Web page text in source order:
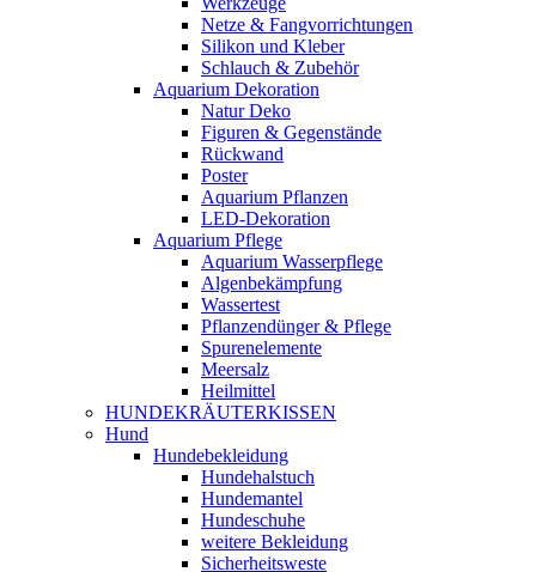
Netze & Fangvorrichtungen
Silikon und Kleber
Schlauch & Zubehör
Aquarium Dekoration
Natur Deko
Figuren & Gegenstände
Rückwand
Poster
Aquarium Pflanzen
LED-Dekoration
Aquarium Pflege
Aquarium Wasserpflege
Algenbekämpfung
Wassertest
Pflanzendünger & Pflege
Spurenelemente
Meersalz
Heilmittel
HUNDEKRÄUTERKISSEN
Hund
Hundebekleidung
Hundehalstuch
Hundemantel
Hundeschuhe
weitere Bekleidung
Sicherheitsweste